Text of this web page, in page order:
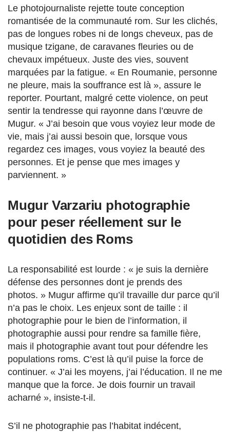
Le photojournaliste rejette toute conception
romantisée de la communauté rom. Sur les clichés,
pas de longues robes ni de longs cheveux, pas de
musique tzigane, de caravanes fleuries ou de
chevaux impétueux. Juste des vies, souvent
marquées par la fatigue. « En Roumanie, personne
ne pleure, mais la souffrance est là », assure le
reporter. Pourtant, malgré cette violence, on peut
sentir la tendresse qui rayonne dans l’œuvre de
Mugur. « J’ai besoin que vous voyiez leur mode de
vie, mais j’ai aussi besoin que, lorsque vous
regardez ces images, vous voyiez la beauté des
personnes. Et je pense que mes images y
parviennent. »
Mugur Varzariu photographie
pour peser réellement sur le
quotidien des Roms
La responsabilité est lourde : « je suis la dernière
défense des personnes dont je prends des
photos. » Mugur affirme qu’il travaille dur parce qu’il
n’a pas le choix. Les enjeux sont de taille : il
photographie pour le bien de l’information, il
photographie aussi pour rendre sa famille fière,
mais il photographie avant tout pour défendre les
populations roms. C’est là qu’il puise la force de
continuer. « J’ai les moyens, j’ai l’éducation. Il ne me
manque que la force. Je dois fournir un travail
acharné », insiste-t-il.
S’il ne photographie pas l’habitat indécent,